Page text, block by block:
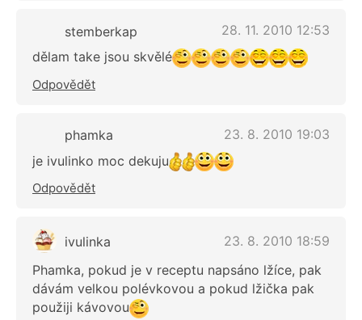
stemberkap
28. 11. 2010 12:53
dělam take jsou skvělé
Odpovědět
phamka
23. 8. 2010 19:03
je ivulinko moc dekuju
Odpovědět
ivulinka
23. 8. 2010 18:59
Phamka, pokud je v receptu napsáno lžíce, pak
dávám velkou polévkovou a pokud lžička pak
použiji kávovou